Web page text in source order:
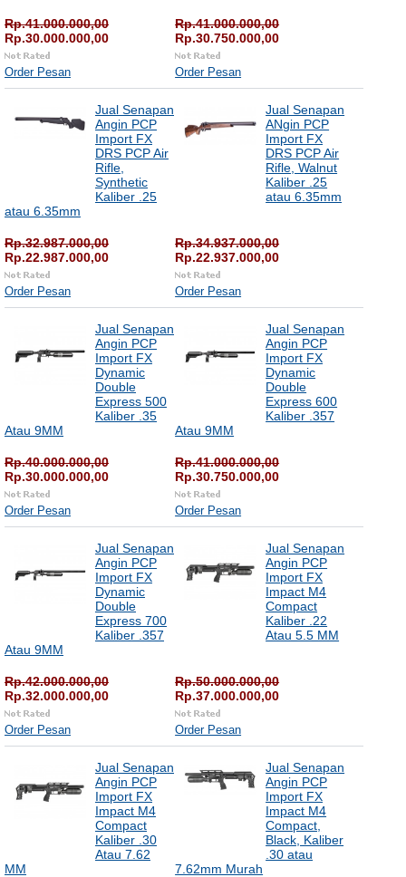
Rp.41.000.000,00
Rp.30.000.000,00
Order Pesan
Rp.41.000.000,00
Rp.30.750.000,00
Order Pesan
Jual Senapan
Angin PCP
Import FX
DRS PCP Air
Rifle,
Synthetic
Kaliber .25
atau 6.35mm
Rp.32.987.000,00
Rp.22.987.000,00
Order Pesan
Jual Senapan
ANgin PCP
Import FX
DRS PCP Air
Rifle, Walnut
Kaliber .25
atau 6.35mm
Rp.34.937.000,00
Rp.22.937.000,00
Order Pesan
Jual Senapan
Angin PCP
Import FX
Dynamic
Double
Express 500
Kaliber .35
Atau 9MM
Rp.40.000.000,00
Rp.30.000.000,00
Order Pesan
Jual Senapan
Angin PCP
Import FX
Dynamic
Double
Express 600
Kaliber .357
Atau 9MM
Rp.41.000.000,00
Rp.30.750.000,00
Order Pesan
Jual Senapan
Angin PCP
Import FX
Dynamic
Double
Express 700
Kaliber .357
Atau 9MM
Rp.42.000.000,00
Rp.32.000.000,00
Order Pesan
Jual Senapan
Angin PCP
Import FX
Impact M4
Compact
Kaliber .22
Atau 5.5 MM
Rp.50.000.000,00
Rp.37.000.000,00
Order Pesan
Jual Senapan
Angin PCP
Import FX
Impact M4
Compact
Kaliber .30
Atau 7.62
MM
Jual Senapan
Angin PCP
Import FX
Impact M4
Compact,
Black, Kaliber
.30 atau
7.62mm Murah